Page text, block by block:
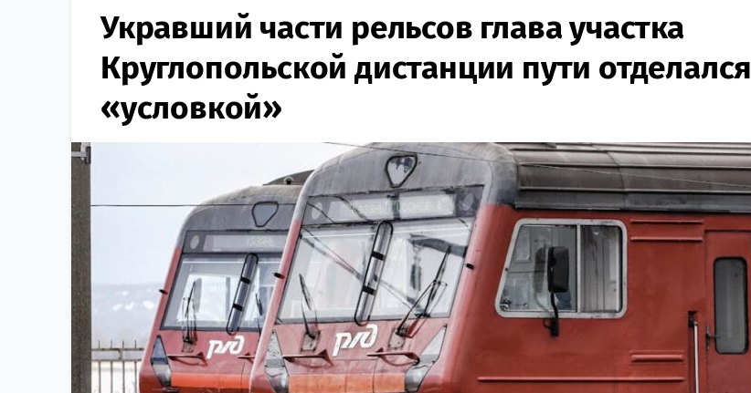
Укравший части рельсов глава участка
Круглопольской дистанции пути отделался
«условкой»